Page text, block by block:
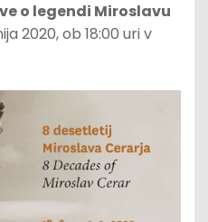
o legendi Miroslavu
2020, ob 18:00 uri v